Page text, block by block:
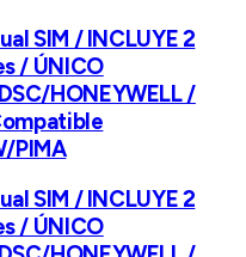
SIM / INCLUYE 2
/ ÚNICO
HONEYWELL /
PIMA
SIM / INCLUYE 2
/ ÚNICO